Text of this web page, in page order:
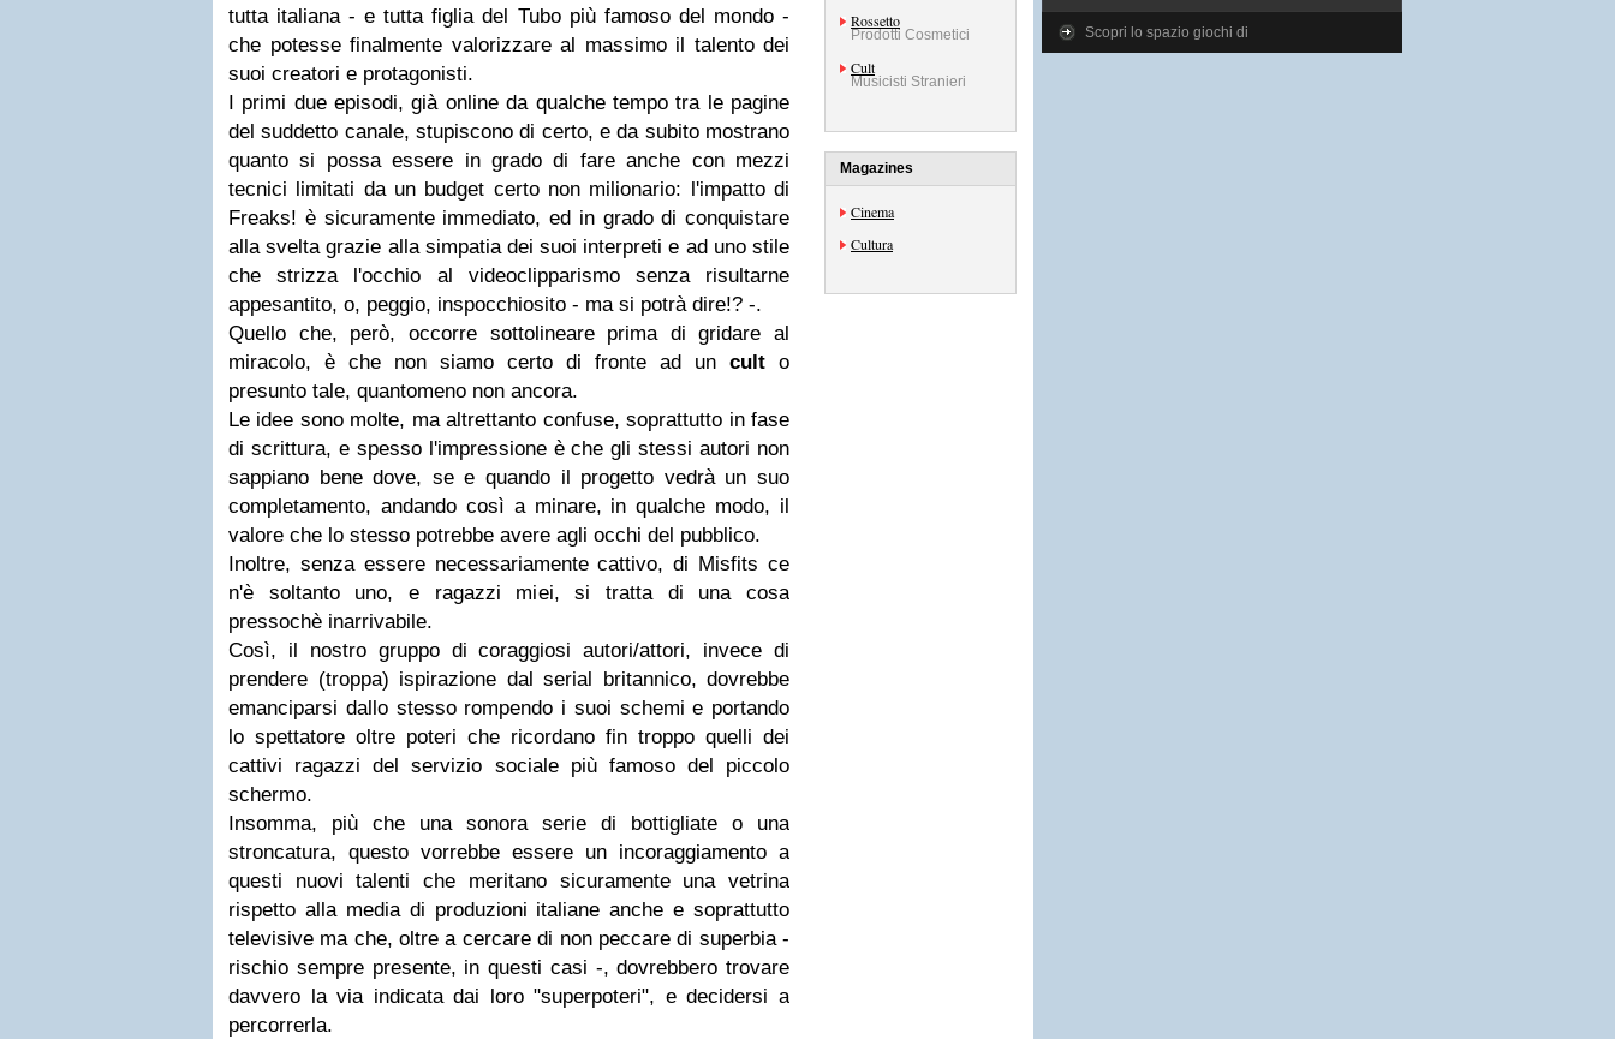
tutta italiana - e tutta figlia del Tubo più famoso del mondo -
che potesse finalmente valorizzare al massimo il talento dei
suoi creatori e protagonisti.
I primi due episodi, già online da qualche tempo tra le pagine
del suddetto canale, stupiscono di certo, e da subito mostrano
quanto si possa essere in grado di fare anche con mezzi
tecnici limitati da un budget certo non milionario: l'impatto di
Freaks! è sicuramente immediato, ed in grado di conquistare
alla svelta grazie alla simpatia dei suoi interpreti e ad uno stile
che strizza l'occhio al videoclipparismo senza risultarne
appesantito, o, peggio, inspocchiosito - ma si potrà dire!? -.
Quello che, però, occorre sottolineare prima di gridare al
miracolo, è che non siamo certo di fronte ad un cult o
presunto tale, quantomeno non ancora.
Le idee sono molte, ma altrettanto confuse, soprattutto in fase
di scrittura, e spesso l'impressione è che gli stessi autori non
sappiano bene dove, se e quando il progetto vedrà un suo
completamento, andando così a minare, in qualche modo, il
valore che lo stesso potrebbe avere agli occhi del pubblico.
Inoltre, senza essere necessariamente cattivo, di Misfits ce
n'è soltanto uno, e ragazzi miei, si tratta di una cosa
pressochè inarrivabile.
Così, il nostro gruppo di coraggiosi autori/attori, invece di
prendere (troppa) ispirazione dal serial britannico, dovrebbe
emanciparsi dallo stesso rompendo i suoi schemi e portando
lo spettatore oltre poteri che ricordano fin troppo quelli dei
cattivi ragazzi del servizio sociale più famoso del piccolo
schermo.
Insomma, più che una sonora serie di bottigliate o una
stroncatura, questo vorrebbe essere un incoraggiamento a
questi nuovi talenti che meritano sicuramente una vetrina
rispetto alla media di produzioni italiane anche e soprattutto
televisive ma che, oltre a cercare di non peccare di superbia -
rischio sempre presente, in questi casi -, dovrebbero trovare
davvero la via indicata dai loro "superpoteri", e decidersi a
percorrerla.
Rossetto
Prodotti Cosmetici
Cult
Musicisti Stranieri
Magazines
Cinema
Cultura
Scopri lo spazio giochi di